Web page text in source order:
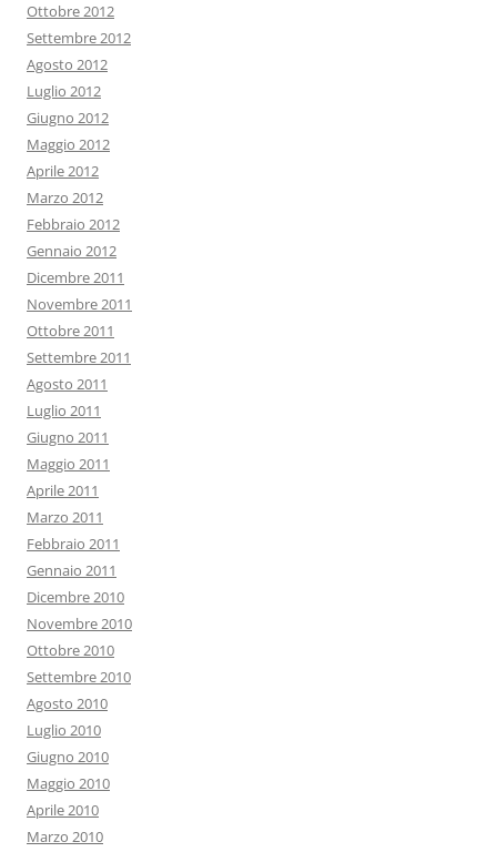
Ottobre 2012
Settembre 2012
Agosto 2012
Luglio 2012
Giugno 2012
Maggio 2012
Aprile 2012
Marzo 2012
Febbraio 2012
Gennaio 2012
Dicembre 2011
Novembre 2011
Ottobre 2011
Settembre 2011
Agosto 2011
Luglio 2011
Giugno 2011
Maggio 2011
Aprile 2011
Marzo 2011
Febbraio 2011
Gennaio 2011
Dicembre 2010
Novembre 2010
Ottobre 2010
Settembre 2010
Agosto 2010
Luglio 2010
Giugno 2010
Maggio 2010
Aprile 2010
Marzo 2010